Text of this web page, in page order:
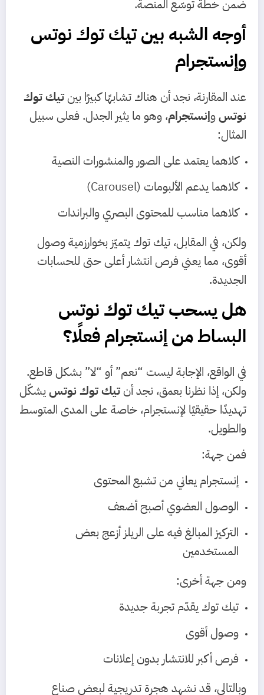
ضمن خطة توسّع المنصة.
أوجه الشبه بين تيك توك نوتس
وإنستجرام
عند المقارنة، نجد أن هناك تشابهًا كبيرًا بينتيك توك
نوتسوإنستجرام، وهو ما يثير الجدل. فعلى سبيل
المثال:
كلاهما يعتمد على الصور والمنشورات النصية
كلاهما يدعم الألبومات (Carousel)
كلاهما مناسب للمحتوى البصري والبراندات
ولكن، في المقابل، تيك توك يتميّز بخوارزمية وصول
أقوى، مما يعني فرص انتشار أعلى حتى للحسابات
الجديدة.
هل يسحب تيك توك نوتس
البساط من إنستجرام فعلًا؟
في الواقع، الإجابة ليست “نعم” أو “لا” بشكل قاطع.
ولكن، إذا نظرنا بعمق، نجد أنتيك توك نوتسيشكّل
تهديدًا حقيقيًا لإنستجرام، خاصة على المدى المتوسط
والطويل.
فمن جهة:
إنستجرام يعاني من تشبع المحتوى
الوصول العضوي أصبح أضعف
التركيز المبالغ فيه على الريلز أزعج بعض
المستخدمين
ومن جهة أخرى:
تيك توك يقدّم تجربة جديدة
وصول أقوى
فرص أكبر للانتشار بدون إعلانات
وبالتالي، قد نشهد هجرة تدريجية لبعض صناع